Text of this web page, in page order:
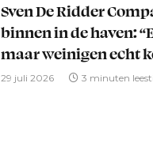
Sven De Ridder
binnen in de haven:
maar weinigen echt
29 juli 2026 3 minuten